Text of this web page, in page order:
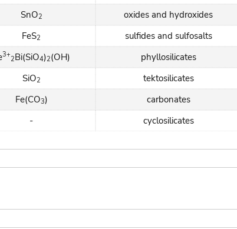
SnO2 oxides and hydroxides
FeS2 sulfides and sulfosalts
3+
2Bi(SiO4)2(OH) phyllosilicates
SiO2 tektosilicates
Fe(CO3) carbonates
- cyclosilicates